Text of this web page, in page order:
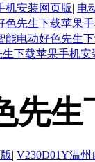
机安装网页版| 电
色先生下载苹果
能电动好色先生
下载苹果手机安
先
| V230D01Y温